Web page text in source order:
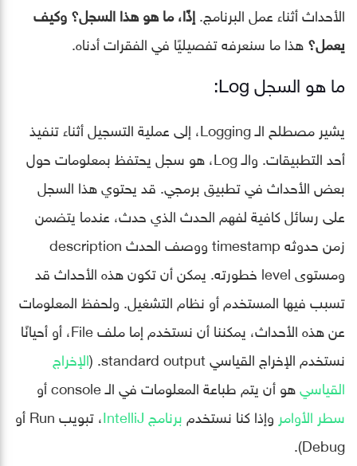
الأحداث أثناء عمل البرنامج.إذًا، ما هو هذا السجل؟ وكيف
يعمل؟هذا ما سنعرفه تفصيليًا في الفقرات أدناه.
ما هو السجل Log:
يشير مصطلح الـ Logging، إلى عملية التسجيل أثناء تنفيذ
أحد التطبيقات. والـ Log، هو سجل يحتفظ بمعلومات حول
بعض الأحداث في تطبيق برمجي. قد يحتوي هذا السجل
على رسائل كافية لفهم الحدث الذي حدث، عندما يتضمن
زمن حدوثه timestamp ووصف الحدث description
ومستوى level خطورته. يمكن أن تكون هذه الأحداث قد
تسبب فيها المستخدم أو نظام التشغيل. ولحفظ المعلومات
عن هذه الأحداث، يمكننا أن نستخدم إما ملف File، أو أحيانًا
نستخدم الإخراج القياسي standard output. (
الإخراج
القياسيهو أن يتم طباعة المعلومات في الـ console أو
سطر الأوامر وإذا كنا نستخدم برنامج IntelliJ
، تبويب Run أو
Debug).